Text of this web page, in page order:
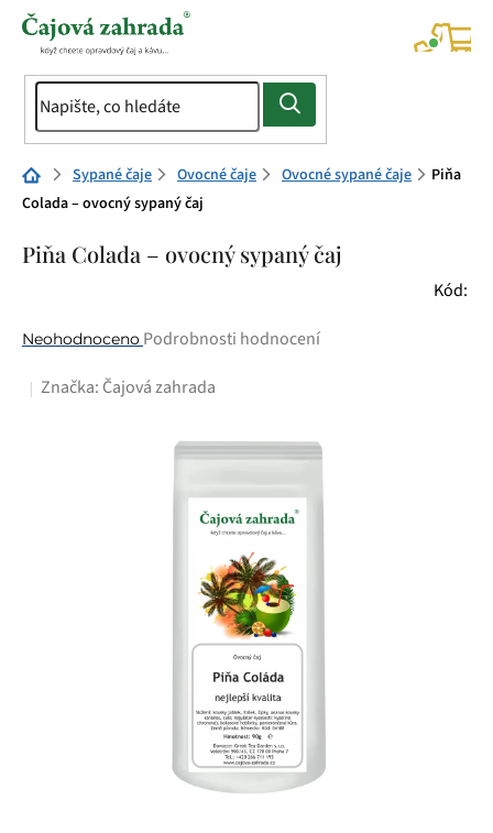
Přejít
Domů Sypané čaje Ovocné čaje Ovocné sypané čaje
Piňa
Colada – ovocný sypaný čaj
Piňa Colada – ovocný sypaný čaj
Kód:
Průměrné
produktu
Neohodnoceno Podrobnosti hodnocení
Značka: Čajová zahrada